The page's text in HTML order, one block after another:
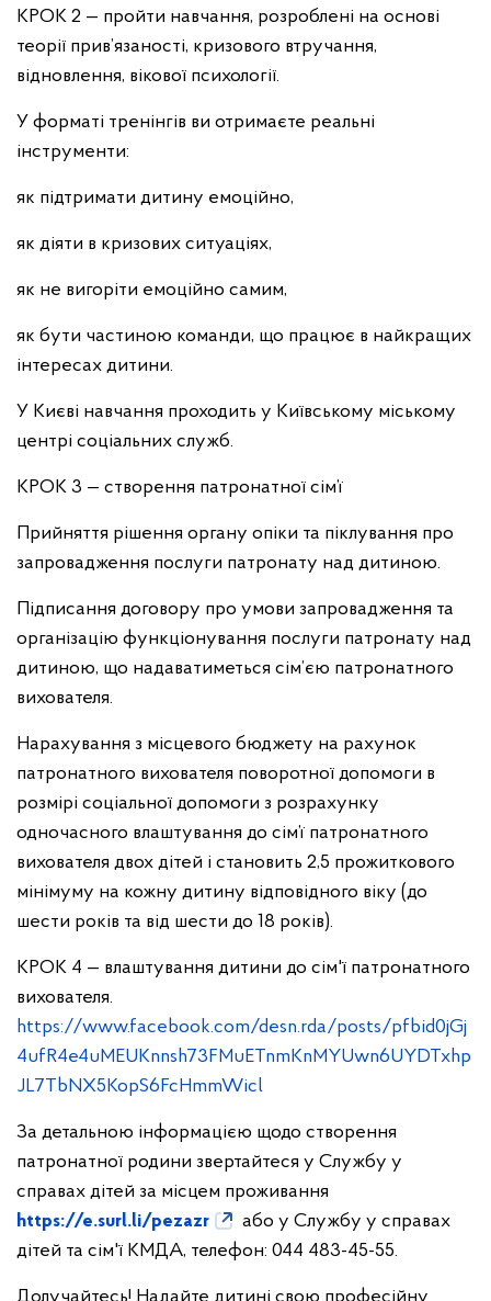
КРОК 2 — пройти навчання, розроблені на основі
теорії прив’язаності, кризового втручання,
відновлення, вікової психології.
У форматі тренінгів ви отримаєте реальні
інструменти:
як підтримати дитину емоційно,
як діяти в кризових ситуаціях,
як не вигоріти емоційно самим,
як бути частиною команди, що працює в найкращих
інтересах дитини.
У Києві навчання проходить у Київському міському
центрі соціальних служб.
КРОК 3 — створення патронатної сім’ї
Прийняття рішення органу опіки та піклування про
запровадження послуги патронату над дитиною.
Підписання договору про умови запровадження та
організацію функціонування послуги патронату над
дитиною, що надаватиметься сім’єю патронатного
вихователя.
Нарахування з місцевого бюджету на рахунок
патронатного вихователя поворотної допомоги в
розмірі соціальної допомоги з розрахунку
одночасного влаштування до сім’ї патронатного
вихователя двох дітей і становить 2,5 прожиткового
мінімуму на кожну дитину відповідного віку (до
шести років та від шести до 18 років).
КРОК 4 — влаштування дитини до сім'ї патронатного
вихователя.
https://www.facebook.com/desn.rda/posts/pfbid0jGj
4ufR4e4uMEUKnnsh73FMuETnmKnMYUwn6UYDTxhp
JL7TbNX5KopS6FcHmmWicl
За детальною інформацією щодо створення
патронатної родини звертайтеся у Службу у
справах дітей за місцем проживання
https://e.surl.li/pezazr
або у Службу у справах
дітей та сім'ї КМДА, телефон: 044 483-45-55.
Долучайтесь! Надайте дитині свою професійну